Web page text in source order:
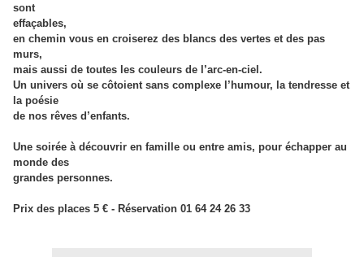
sont
effaçables,
en chemin vous en croiserez des blancs des vertes et des pas
murs,
mais aussi de toutes les couleurs de l’arc-en-ciel.
Un univers où se côtoient sans complexe l’humour, la tendresse et
la poésie
de nos rêves d’enfants.
Une soirée à découvrir en famille ou entre amis, pour échapper au
monde des
grandes personnes.
Prix des places 5 € - Réservation 01 64 24 26 33